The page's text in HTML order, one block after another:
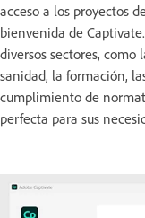
acceso a los proyectos
bienvenida de
diversos sectores,
sanidad, la formación,
cumplimiento de
perfecta para sus